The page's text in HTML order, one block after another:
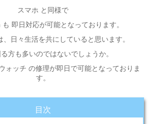
スマホ と同様で
即日対応が可能となっております。
、日々生活を共にしていると思います。
方も多いのではないでしょうか。
ォッチ の修理が即日で可能となっておりま
す。
目次